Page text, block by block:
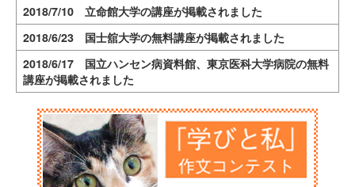
2018/7/10 立命館大学の講座が掲載されました
2018/6/23 国士舘大学の無料講座が掲載されました
2018/6/17 国立ハンセン病資料館、東京医科大学病院の無料
講座が掲載されました